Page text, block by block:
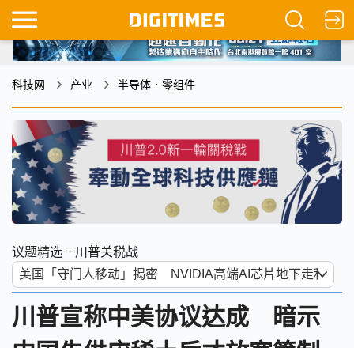
科技网 产业 半导体．零组件
议题精选－川普关税战
川普宣称中美协议达成 暗示